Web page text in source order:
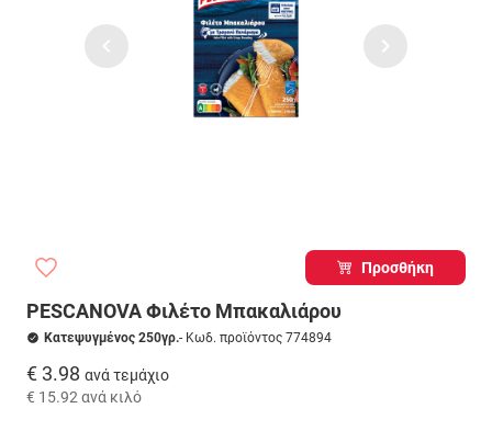
Προσθήκη
PESCANOVA Φιλέτο Μπακαλιάρου
Κατεψυγμένος 250γρ.- Κωδ. προϊόντος 774894
€ 3.98 ανά τεμάχιο
€ 15.92 ανά κιλό